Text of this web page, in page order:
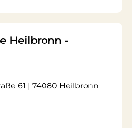
Heilbronn -
61 | 74080 Heilbronn